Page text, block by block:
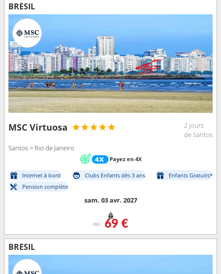
BRÉSIL
MSC Virtuosa
2 jours
de Santos
Santos > Rio de Janeiro
Payez en 4X
Internet à bord Clubs Enfants dès 3 ans
Enfants Gratuits*
Pension complète
sam. 03 avr. 2027
dès 69 €
BRÉSIL